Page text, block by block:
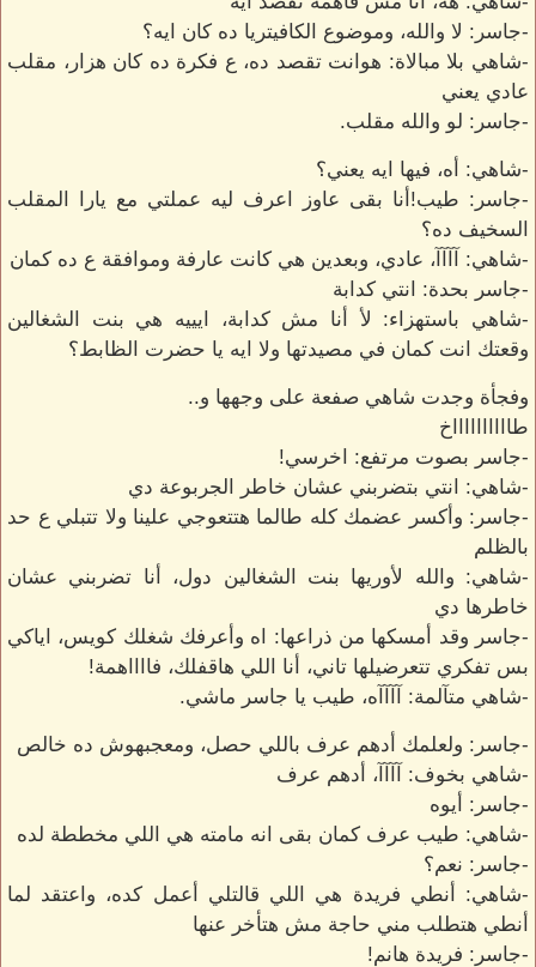
-جاسر: لا والله، وموضوع الكافيتريا ده كان ايه؟
-شاهي بلا مبالاة: هوانت تقصد ده، ع فكرة ده كان هزار، مقلب
عادي يعني
-جاسر: لو والله مقلب.
-شاهي: أه، فيها ايه يعني؟
-جاسر: طيب!أنا بقى عاوز اعرف ليه عملتي مع يارا المقلب
السخيف ده؟
-شاهي: آآآآ، عادي، وبعدين هي كانت عارفة وموافقة ع ده كمان
-جاسر بحدة: انتي كدابة
-شاهي باستهزاء: لأ أنا مش كدابة، ايييه هي بنت الشغالين
وقعتك انت كمان في مصيدتها ولا ايه يا حضرت الظابط؟
وفجأة وجدت شاهي صفعة على وجهها و..
طااااااااااخ
-جاسر بصوت مرتفع: اخرسي!
-شاهي: انتي بتضربني عشان خاطر الجربوعة دي
-جاسر: وأكسر عضمك كله طالما هتتعوجي علينا ولا تتبلي ع حد
بالظلم
-شاهي: والله لأوريها بنت الشغالين دول، أنا تضربني عشان
خاطرها دي
-جاسر وقد أمسكها من ذراعها: اه وأعرفك شغلك كويس، اياكي
بس تفكري تتعرضيلها تاني، أنا اللي هاقفلك، فااااهمة!
-شاهي متآلمة: آآآآه، طيب يا جاسر ماشي.
-جاسر: ولعلمك أدهم عرف باللي حصل، ومعجبهوش ده خالص
-شاهي بخوف: آآآآ، أدهم عرف
-جاسر: أيوه
-شاهي: طيب عرف كمان بقى انه مامته هي اللي مخططة لده
-جاسر: نعم؟
-شاهي: أنطي فريدة هي اللي قالتلي أعمل كده، واعتقد لما
أنطي هتطلب مني حاجة مش هتأخر عنها
-جاسر: فريدة هانم!